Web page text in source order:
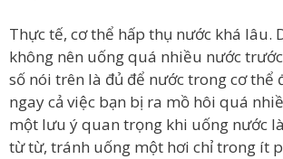
Thực tế, cơ thể hấp thụ nước khá lâu.
không nên uống quá nhiều nước
số nói trên là đủ để nước trong cơ thể
ngay cả việc bạn bị ra mồ hôi quá
một lưu ý quan trọng khi uống nước
từ từ, tránh uống một hơi chỉ trong ít